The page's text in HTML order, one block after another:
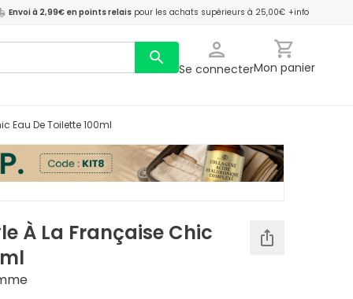
Envoi à 2,99€ en points relais pour les achats supérieurs à 25,00€ +info
Se connecterMon panier
Eau De Toilette 100ml
À La Française Chic